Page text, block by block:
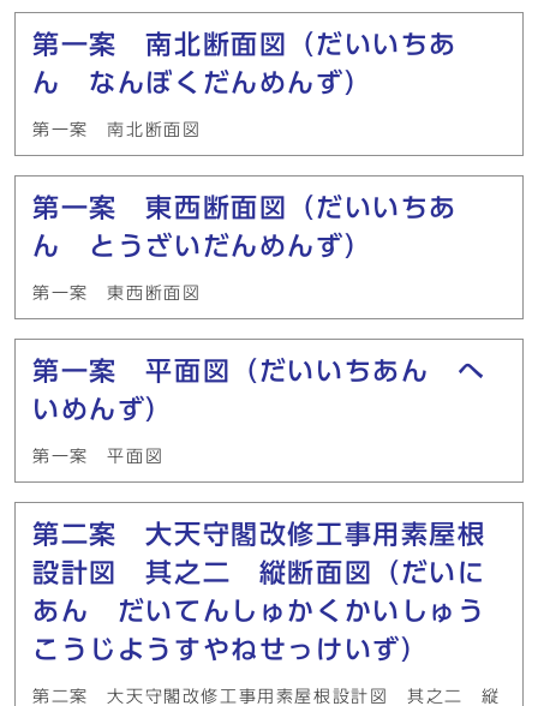
メインメニュー
第一案 南北断面図（だいいちあ
ん なんぼくだんめんず）
第一案 南北断面図
第一案 東西断面図（だいいちあ
ん とうざいだんめんず）
第一案 東西断面図
第一案 平面図（だいいちあん へ
いめんず）
第一案 平面図
第二案 大天守閣改修工事用素屋根
設計図 其之二 縦断面図（だいに
あん だいてんしゅかくかいしゅう
こうじようすやねせっけいず）
第二案 大天守閣改修工事用素屋根設計図 其之二 縦